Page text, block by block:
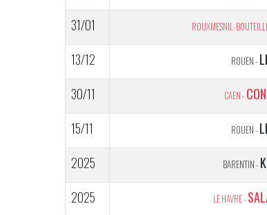
31/01
ROUXMESNIL-
13/12
ROUEN -
30/11
CAEN -
15/11
ROUEN -
2025
BARENTIN -
2025
LE HAVRE -